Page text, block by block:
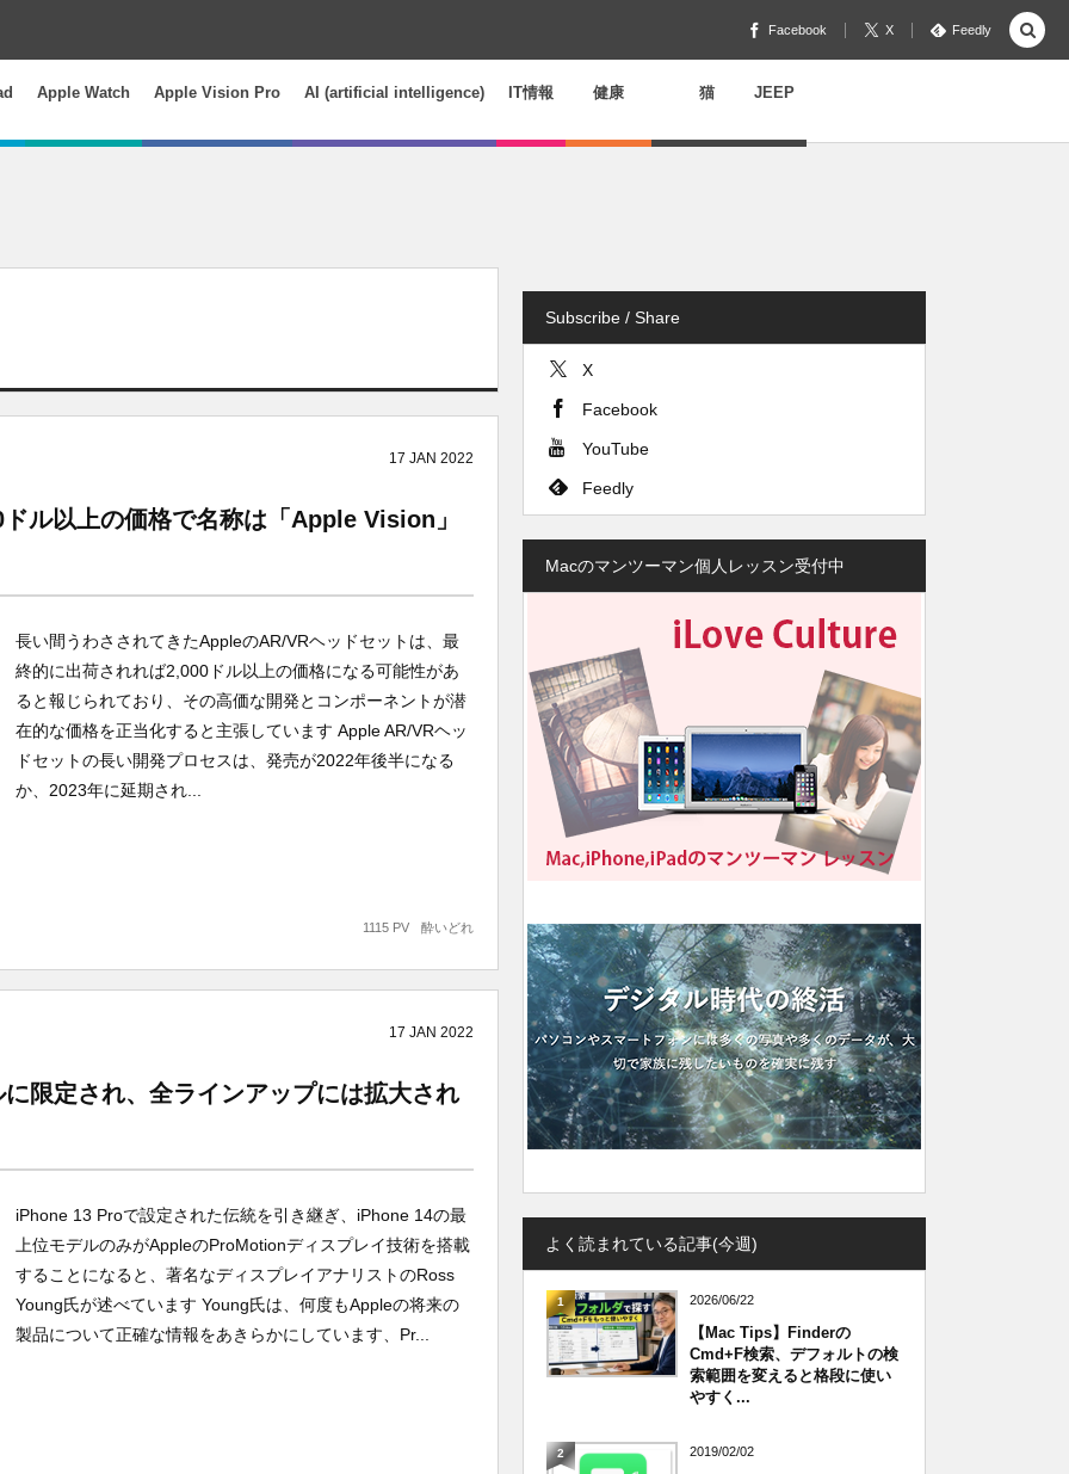
Facebook X Feedly
Apple Watch Apple Vision Pro AI (artificial intelligence) IT情報 健康 猫 JEEP
17 JAN 2022
ル以上の価格で名称は「Apple Vision」
長い間うわさされてきたAppleのAR/VRヘッドセットは、最
終的に出荷されれば2,000ドル以上の価格になる可能性があ
ると報じられており、その高価な開発とコンポーネントが潜
在的な価格を正当化すると主張しています Apple AR/VRヘッ
ドセットの長い開発プロセスは、発売が2022年後半になる
か、2023年に延期され...
酔いどれ
1115 PV
17 JAN 2022
限定され、全ラインアップには拡大され
iPhone 13 Proで設定された伝統を引き継ぎ、iPhone 14の最
上位モデルのみがAppleのProMotionディスプレイ技術を搭載
することになると、著名なディスプレイアナリストのRoss
Young氏が述べています Young氏は、何度もAppleの将来の
製品について正確な情報をあきらかにしています、Pr...
Subscribe / Share
X
Facebook
YouTube
Feedly
Macのマンツーマン個人レッスン受付中
よく読まれている記事(今週)
1 2026/06/22
【Mac Tips】Finderの
Cmd+F検索、デフォルトの検
索範囲を変えると格段に使い
やすく...
2 2019/02/02